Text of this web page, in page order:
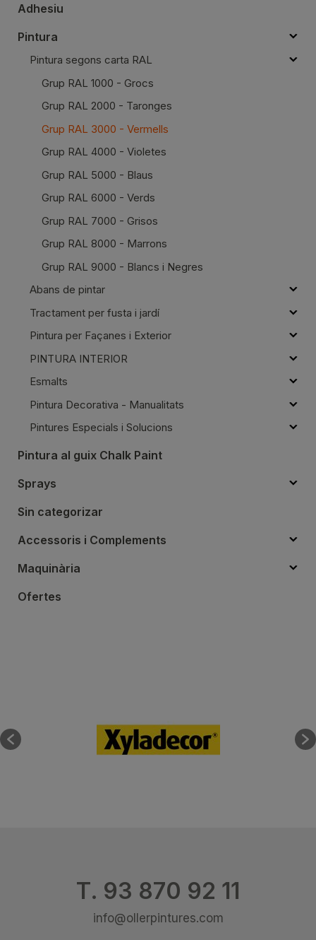
Adhesiu
Pintura
Pintura segons carta RAL
Grup RAL 1000 - Grocs
Grup RAL 2000 - Taronges
Grup RAL 3000 - Vermells
Grup RAL 4000 - Violetes
Grup RAL 5000 - Blaus
Grup RAL 6000 - Verds
Grup RAL 7000 - Grisos
Grup RAL 8000 - Marrons
Grup RAL 9000 - Blancs i Negres
Abans de pintar
Tractament per fusta i jardí
Pintura per Façanes i Exterior
PINTURA INTERIOR
Esmalts
Pintura Decorativa - Manualitats
Pintures Especials i Solucions
Pintura al guix Chalk Paint
Sprays
Sin categorizar
Accessoris i Complements
Maquinària
Ofertes
T. 93 870 92 11
info@ollerpintures.com